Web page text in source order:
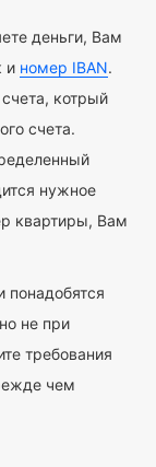
деньги, Вам
и номер IBAN.
котрый
счета.
нужное
квартиры, Вам
понадобятся
не при
требования
чем